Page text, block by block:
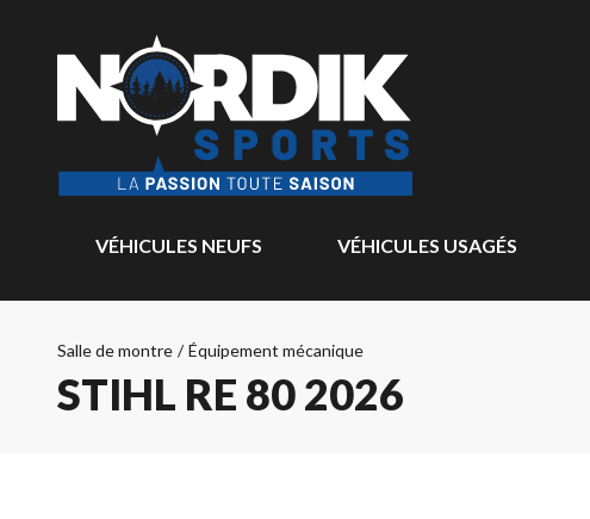
VÉHICULES NEUFS VÉHICULES USAGÉS
Salle de montre / Équipement mécanique
STIHL RE 80 2026